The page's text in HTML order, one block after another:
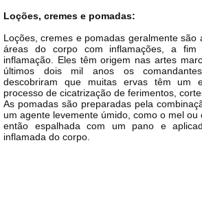
Loções, cremes e pomadas:
Loções, cremes e pomadas geralmente são
áreas do corpo com inflamações, a
inflamação. Eles têm origem nas artes
últimos dois mil anos os
descobriram que muitas ervas têm um
processo de cicatrização de ferimentos,
As pomadas são preparadas pela
um agente levemente úmido, como o mel ou
então espalhada com um pano e
inflamada do corpo.